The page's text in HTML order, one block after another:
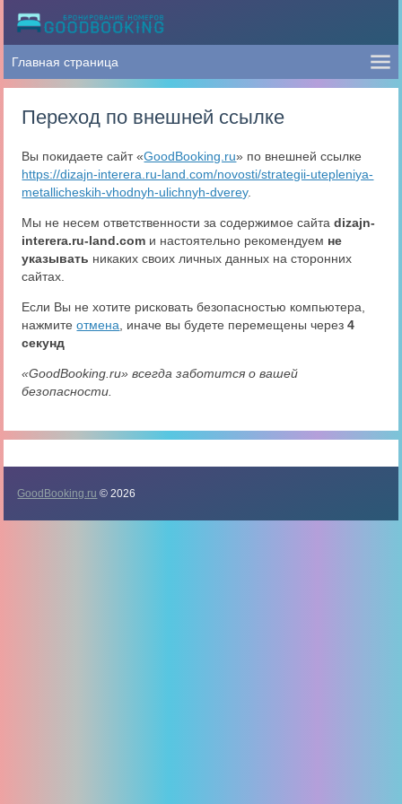
Переход по внешней ссылке
Вы покидаете сайт «GoodBooking.ru» по внешней ссылке
https://dizajn-interera.ru-land.com/novosti/strategii-utepleniya-
metallicheskih-vhodnyh-ulichnyh-dverey.
Мы не несем ответственности за содержимое сайтаdizajn-
interera.ru-land.com и настоятельно рекомендуем не
указывать никаких своих личных данных на сторонних
сайтах.
Если Вы не хотите рисковать безопасностью компьютера,
нажмитеотмена , иначе вы будете перемещены через4
секунд
«GoodBooking.ru» всегда заботится о вашей
безопасности.
GoodBooking.ru © 2026